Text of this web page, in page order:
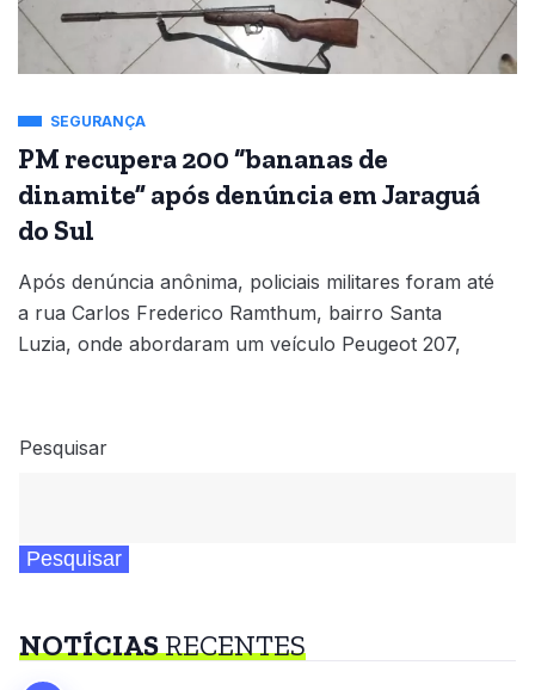
SEGURANÇA
PM recupera 200 “bananas de
dinamite” após denúncia em Jaraguá
do Sul
Após denúncia anônima, policiais militares foram até
a rua Carlos Frederico Ramthum, bairro Santa
Luzia, onde abordaram um veículo Peugeot 207,
Pesquisar
Pesquisar
NOTÍCIASRECENTES